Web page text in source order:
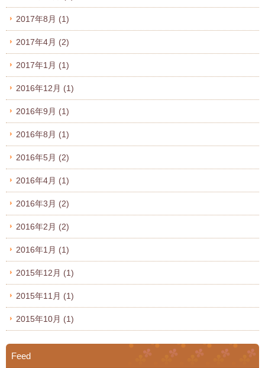
2017年8月 (1)
2017年4月 (2)
2017年1月 (1)
2016年12月 (1)
2016年9月 (1)
2016年8月 (1)
2016年5月 (2)
2016年4月 (1)
2016年3月 (2)
2016年2月 (2)
2016年1月 (1)
2015年12月 (1)
2015年11月 (1)
2015年10月 (1)
Feed